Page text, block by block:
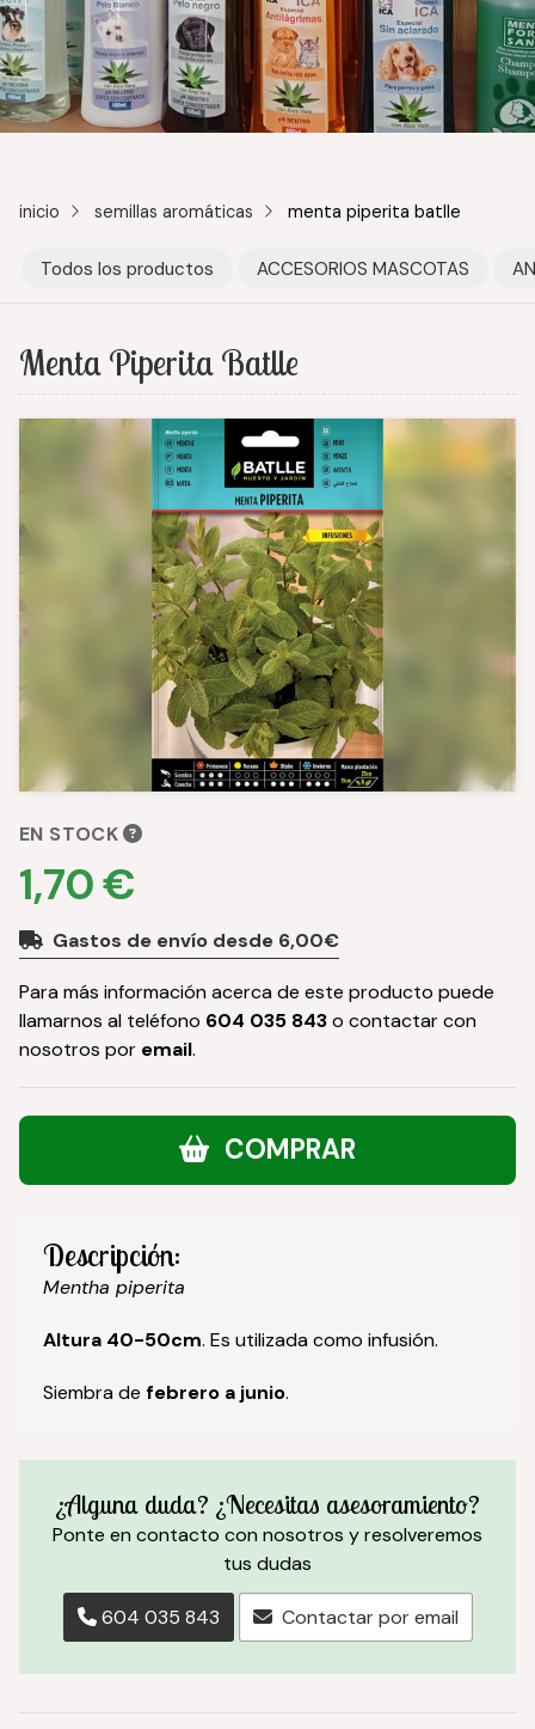
inicio semillas aromáticas menta piperita batlle
Todos los productos ACCESORIOS MASCOTAS
Menta Piperita Batlle
EN STOCK
1,70 €
Gastos de envío desde 6,00€
Para más información acerca de este producto puede
llamarnos al teléfono 604 035 843o contactar con
nosotros por email.
COMPRAR
Descripción:
Mentha piperita
Altura 40-50cm. Es utilizada como infusión.
Siembra de febrero a junio.
¿Alguna duda? ¿Necesitas asesoramiento?
Ponte en contacto con nosotros y resolveremos
tus dudas
604 035 843 Contactar por email